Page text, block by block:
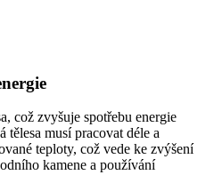
což zvyšuje spotřebu energie
musí pracovat déle a
teploty, což vede ke zvýšení
kamene a používání